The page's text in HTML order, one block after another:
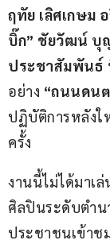
ฤทัย เลิศเกษม
บิ๊ก” ชัยวัฒน์ บุ
ประชาสัมพันธ์
อย่าง “ถนนดน
ปฏิบัติการหลังใ
ครั้ง
งานนี้ไม่ได้มาเ
ศิลปินระดับตำน
ประชาชนเข้าช